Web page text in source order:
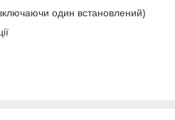
один встановлений)